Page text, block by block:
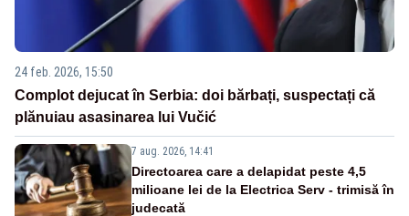
24 feb. 2026, 15:50
Complot dejucat în Serbia: doi bărbați, suspectați că
plănuiau asasinarea lui Vučić
7 aug. 2026, 14:41
Directoarea care a delapidat peste 4,5
milioane lei de la Electrica Serv - trimisă în
judecată